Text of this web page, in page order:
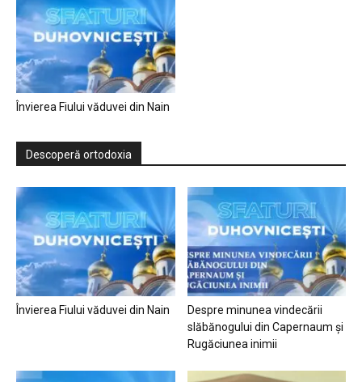
Învierea Fiului văduvei din Nain
Descoperă ortodoxia
Învierea Fiului văduvei din Nain
Despre minunea vindecării
slăbănogului din Capernaum și
Rugăciunea inimii